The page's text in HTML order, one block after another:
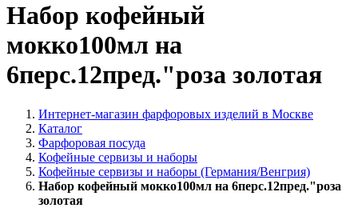
Набор кофейный
мокко100мл на
6перс.12пред."роза золотая
Интернет-магазин фарфоровых изделий в Москве
Каталог
Фарфоровая посуда
Кофейные сервизы и наборы
Кофейные сервизы и наборы (Германия/Венгрия)
Набор кофейный мокко100мл на 6перс.12пред."роза
золотая